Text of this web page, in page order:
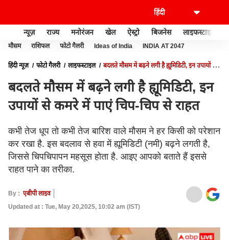
न्यूज़ राज्य मनोरंजन खेल ऐस्ट्रो बिजनेस लाइफस्टाइल
मौसम राशिफल फोटो गैलरी Ideas of India INDIA AT 2047
हिंदी न्यूज़ फोटो गैलरी लाइफस्टाइल
बदलते मौसम में बढ़ने लगी है ह्यूमिडिटी, इन उपायों से
बदलते मौसम में बढ़ने लगी है ह्यूमिडिटी, इन
उपायों से कमरे में पाएं चिप-चिप से राहत
कभी तेज धूप तो कभी तेज बारिश वाले मौसम ने हर किसी को परेशान
कर रखा है. इस बदलाव से हवा में ह्यूमिडिटी (नमी) बढ़ने लगती है,
जिससे चिपचिपापन महसूस होता है. आइए आपको बताते हैं इससे
राहत पाने का तरीका.
By : एबीपी लाइव
Updated at : Tue, May 20,2025, 10:02 am (IST)